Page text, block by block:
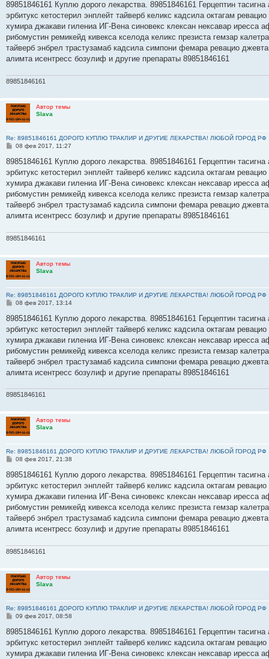
о
щ
е
и
е
89851846161 Куплю дорого лекарства. 89851846161 Герцептин
эрбитукс кетостерил энплейт тайверб келикс кадсила октагам
хумира джакави гилениа ИГ-Вена синовекс клексан нексавар иресса
рибомустин ремикейд кивекса кселода келикс презиста гемзар
тайверб энбрел трастузамаб кадсила симпони фемара ревацио
алимта исентресс бозулиф и другие препараты 89851846161
89851846161
Автор темы
Slava
Re: 89851846161 ДОРОГО КУПЛЮ ТРАКЛИР И ДРУГИЕ ЛЕКАРСТВА! ЛЮБОЙ ГОРОД РФ
С
о
щ
е
и
е
08 фев 2017, 11:27
89851846161 Куплю дорого лекарства. 89851846161 Герцептин
эрбитукс кетостерил энплейт тайверб келикс кадсила октагам
хумира джакави гилениа ИГ-Вена синовекс клексан нексавар иресса
рибомустин ремикейд кивекса кселода келикс презиста гемзар
тайверб энбрел трастузамаб кадсила симпони фемара ревацио
алимта исентресс бозулиф и другие препараты 89851846161
89851846161
Автор темы
Slava
Re: 89851846161 ДОРОГО КУПЛЮ ТРАКЛИР И ДРУГИЕ ЛЕКАРСТВА! ЛЮБОЙ ГОРОД РФ
С
о
щ
е
и
е
08 фев 2017, 13:14
89851846161 Куплю дорого лекарства. 89851846161 Герцептин
эрбитукс кетостерил энплейт тайверб келикс кадсила октагам
хумира джакави гилениа ИГ-Вена синовекс клексан нексавар иресса
рибомустин ремикейд кивекса кселода келикс презиста гемзар
тайверб энбрел трастузамаб кадсила симпони фемара ревацио
алимта исентресс бозулиф и другие препараты 89851846161
89851846161
Автор темы
Slava
Re: 89851846161 ДОРОГО КУПЛЮ ТРАКЛИР И ДРУГИЕ ЛЕКАРСТВА! ЛЮБОЙ ГОРОД РФ
С
о
щ
е
и
е
08 фев 2017, 21:38
89851846161 Куплю дорого лекарства. 89851846161 Герцептин
эрбитукс кетостерил энплейт тайверб келикс кадсила октагам
хумира джакави гилениа ИГ-Вена синовекс клексан нексавар иресса
рибомустин ремикейд кивекса кселода келикс презиста гемзар
тайверб энбрел трастузамаб кадсила симпони фемара ревацио
алимта исентресс бозулиф и другие препараты 89851846161
89851846161
Автор темы
Slava
Re: 89851846161 ДОРОГО КУПЛЮ ТРАКЛИР И ДРУГИЕ ЛЕКАРСТВА! ЛЮБОЙ ГОРОД РФ
С
о
щ
е
09 фев 2017, 08:58
89851846161 Куплю дорого лекарства. 89851846161 Герцептин
эрбитукс кетостерил энплейт тайверб келикс кадсила октагам
хумира джакави гилениа ИГ-Вена синовекс клексан нексавар иресса